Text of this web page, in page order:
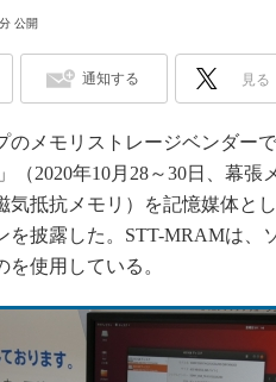
公開
通知する 見る
メモリストレージベンダーで
（2020年10月28～30日、幕
気抵抗メモリ）を記憶媒体と
を披露した。STT-MRAMは、
を使用している。